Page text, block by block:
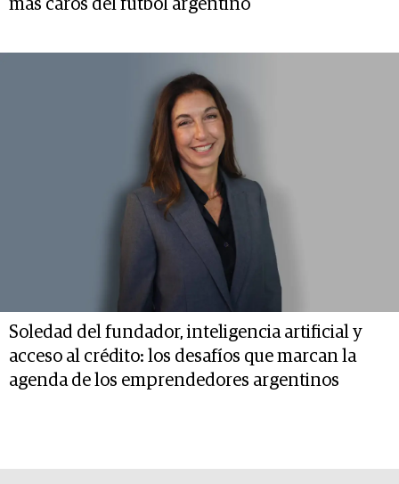
más caros del fútbol argentino
Soledad del fundador, inteligencia artificial y
acceso al crédito: los desafíos que marcan la
agenda de los emprendedores argentinos